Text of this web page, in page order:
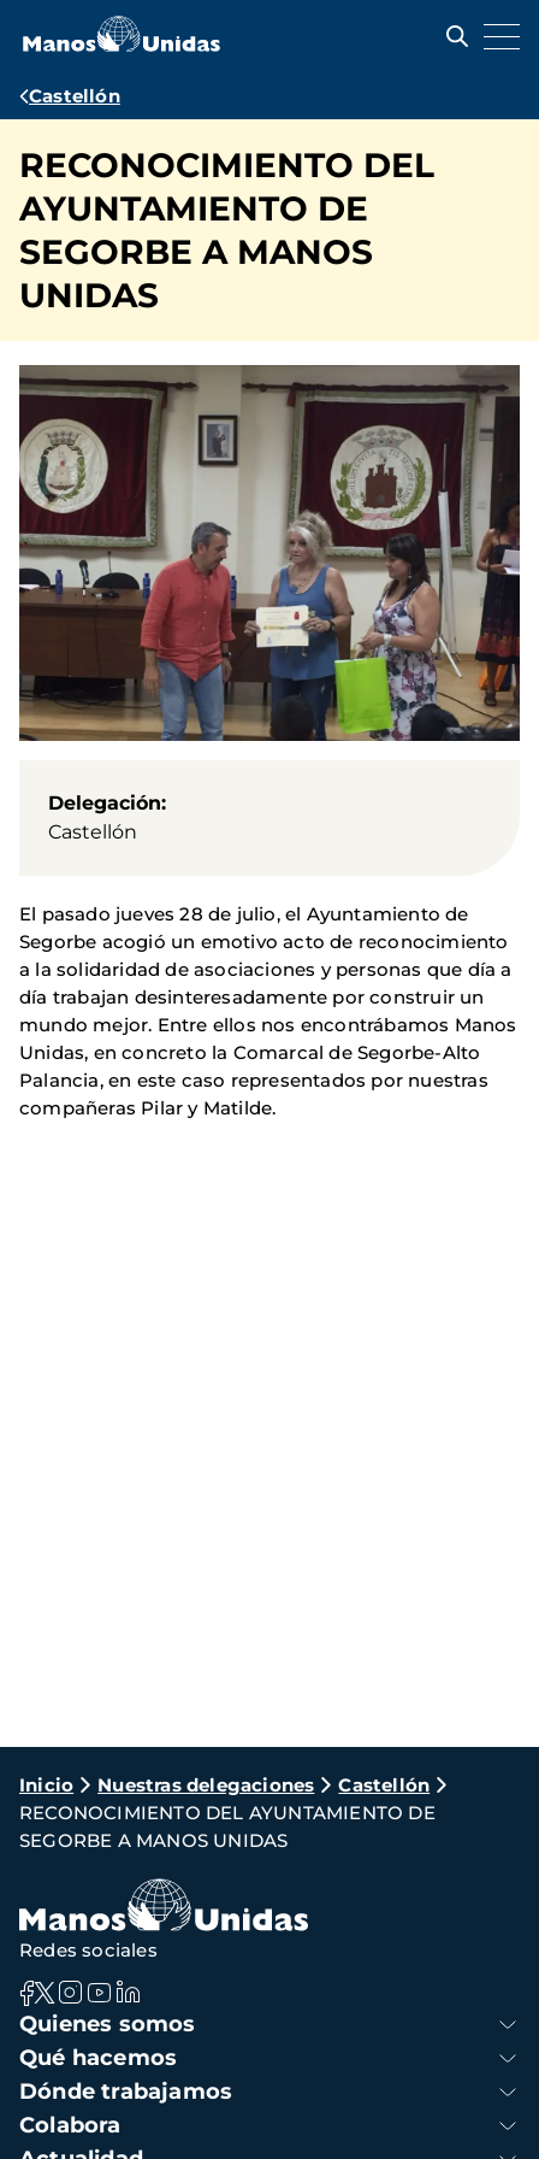
contenido
Ruta
navegación
Castellón
RECONOCIMIENTO DEL
AYUNTAMIENTO DE
SEGORBE A MANOS
UNIDAS
Delegación
Castellón
El pasado jueves 28 de julio, el Ayuntamiento de
Segorbe acogió un emotivo acto de reconocimiento
a la solidaridad de asociaciones y personas que día a
día trabajan desinteresadamente por construir un
mundo mejor. Entre ellos nos encontrábamos Manos
Unidas, en concreto la Comarcal de Segorbe-Alto
Palancia, en este caso representados por nuestras
compañeras Pilar y Matilde.
Ruta
de
navegación
Inicio Nuestras delegaciones
Castellón
RECONOCIMIENTO DEL AYUNTAMIENTO DE
SEGORBE A MANOS UNIDAS
Navegación
principal
Quienes somos
Qué hacemos
Dónde trabajamos
Colabora
Redes sociales